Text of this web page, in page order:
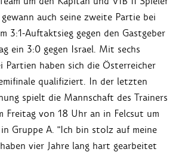
auch seine zweite Partie bei
3:1-Auftaktsieg gegen den Gastgeber
ein 3:0 gegen Israel. Mit sechs
Partien haben sich die Österreicher
qualifiziert. In der letzten
spielt die Mannschaft des Trainers
Freitag von 18 Uhr an in Felcsut um
Gruppe A. "Ich bin stolz auf meine
vier Jahre lang hart gearbeitet